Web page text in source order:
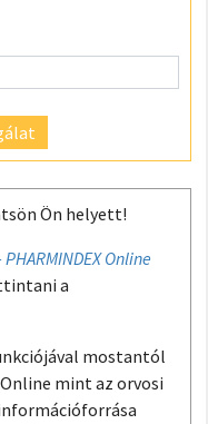
Ön helyett!
Online
a
mostantól
mint az orvosi